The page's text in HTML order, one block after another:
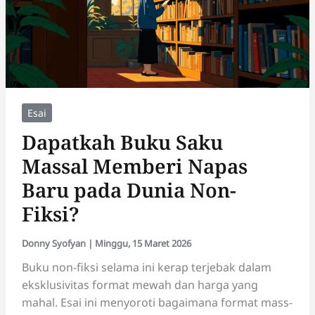
Esai
Dapatkah Buku Saku
Massal Memberi Napas
Baru pada Dunia Non-
Fiksi?
Donny Syofyan | Minggu, 15 Maret 2026
Buku non-fiksi selama ini kerap terjebak dalam
eksklusivitas format mewah dan harga yang
mahal. Esai ini menyoroti bagaimana format mass-